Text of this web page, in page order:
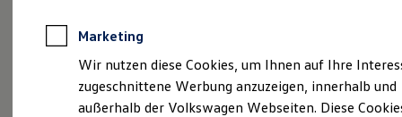
Anpfiff zum Gewinn
Elektroautos
ID. Tutorials
Elektrofahrzeugkonzepte
Marketing
Wir nutzen diese Cookies, um Ihnen auf Ihre
zugeschnittene Werbung anzuzeigen, innerhalb und
außerhalb der Volkswagen Webseiten. Diese